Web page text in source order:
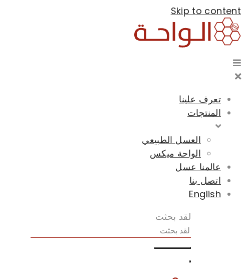
Skip to content
تعرف علينا
المنتجات
العسل الطبيعي
الواحة ميكس
عالمنا عسل
اتصل بنا
English
لقد بحثت